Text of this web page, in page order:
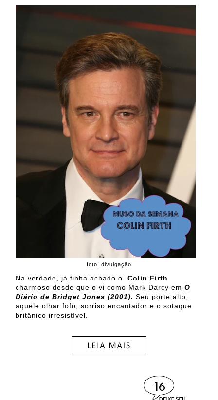
foto: divulgação
Na verdade, já tinha achado o Colin Firth
charmoso desde que o vi como Mark Darcy em O
Diário de Bridget Jones (2001). Seu porte alto,
aquele olhar fofo, sorriso encantador e o sotaque
britânico irresistível.
16